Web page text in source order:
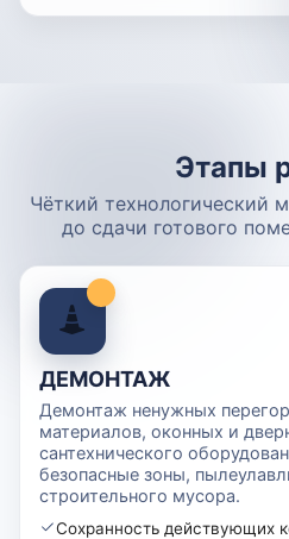
Этапы
Чёткий технологический
до сдачи готового
ДЕМОНТАЖ
Демонтаж ненужных
материалов, оконных и
сантехнического
безопасные зоны,
строительного мусора.
Сохранность действующих